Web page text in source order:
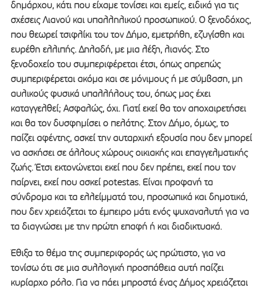
δημάρχου, κάτι που είχαμε τονίσει και εμείς, ειδικά για τις
σχέσεις Λιανού και υπαλληλικού προσωπικού. Ο ξενοδόχος,
που θεωρεί τσιφλίκι του τον Δήμο, εμετρήθη, εζυγίσθη και
ευρέθη ελλιπής. Δηλαδή, με μια λέξη, λιανός. Στο
ξενοδοχείο του συμπεριφέρεται έτσι, όπως απρεπώς
συμπεριφέρεται ακόμα και σε μόνιμους ή με σύμβαση, μη
αυλικούς φυσικά υπαλλήλους του, όπως μας έχει
καταγγελθεί; Ασφαλώς, όχι. Γιατί εκεί θα τον αποχαιρετήσει
και θα τον δυσφημίσει ο πελάτης. Στον Δήμο, όμως, το
παίζει αφέντης, ασκεί την αυταρχική εξουσία που δεν μπορεί
να ασκήσει σε άλλους χώρους οικιακής και επαγγελματικής
ζωής. Έτσι εκτονώνεται εκεί που δεν πρέπει, εκεί που τον
παίρνει, εκεί που ασκεί potestas. Είναι προφανή τα
σύνδρομα και τα ελλείμματά του, προσωπικά και δημοτικά,
που δεν χρειάζεται το έμπειρο μάτι ενός ψυχαναλυτή για να
τα διαγνώσει με την πρώτη επαφή ή και διαδικτυακά.
Έθιξα το θέμα της συμπεριφοράς ως πρώτιστο, για να
τονίσω ότι σε μια συλλογική προσπάθεια αυτή παίζει
κυρίαρχο ρόλο. Για να πάει μπροστά ένας Δήμος χρειάζεται